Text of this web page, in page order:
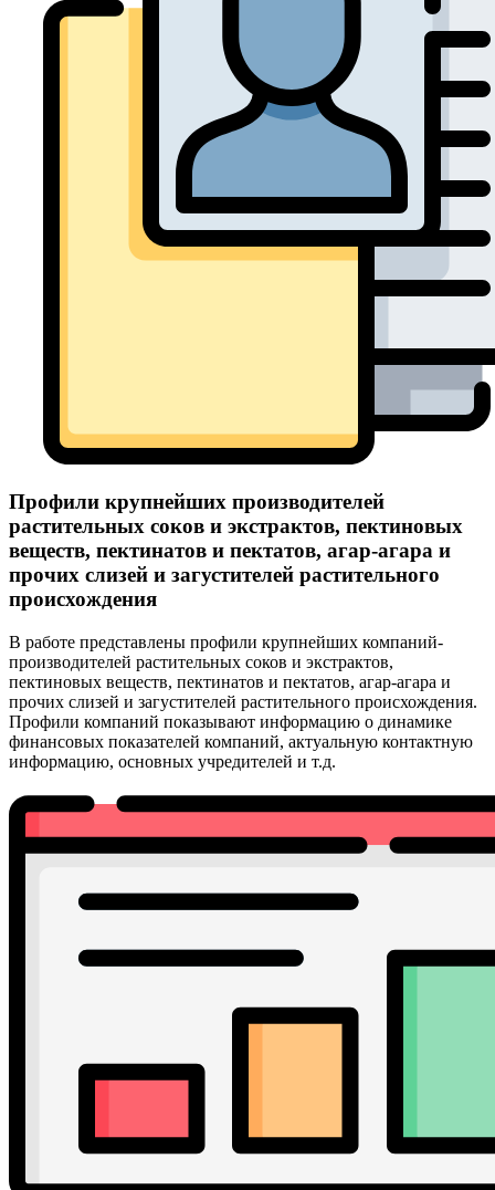
Профили крупнейших производителей
растительных соков и экстрактов, пектиновых
веществ, пектинатов и пектатов, агар-агара и
прочих слизей и загустителей растительного
происхождения
В работе представлены профили крупнейших компаний-
производителей растительных соков и экстрактов,
пектиновых веществ, пектинатов и пектатов, агар-агара и
прочих слизей и загустителей растительного происхождения.
Профили компаний показывают информацию о динамике
финансовых показателей компаний, актуальную контактную
информацию, основных учредителей и т.д.